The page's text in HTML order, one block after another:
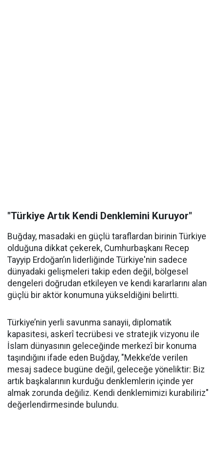
"Türkiye Artık Kendi Denklemini Kuruyor"
Buğday, masadaki en güçlü taraflardan birinin Türkiye
olduğuna dikkat çekerek, Cumhurbaşkanı Recep
Tayyip Erdoğan’ın liderliğinde Türkiye'nin sadece
dünyadaki gelişmeleri takip eden değil, bölgesel
dengeleri doğrudan etkileyen ve kendi kararlarını alan
güçlü bir aktör konumuna yükseldiğini belirtti.
Türkiye’nin yerli savunma sanayii, diplomatik
kapasitesi, askerî tecrübesi ve stratejik vizyonu ile
İslam dünyasının geleceğinde merkezî bir konuma
taşındığını ifade eden Buğday, "Mekke’de verilen
mesaj sadece bugüne değil, geleceğe yöneliktir: Biz
artık başkalarının kurduğu denklemlerin içinde yer
almak zorunda değiliz. Kendi denklemimizi kurabiliriz"
değerlendirmesinde bulundu.